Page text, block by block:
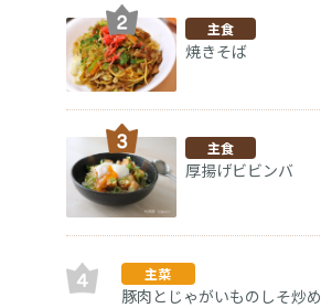
主食
焼きそば
主食
厚揚げビビンバ
主菜
豚肉とじゃがいものしそ炒め